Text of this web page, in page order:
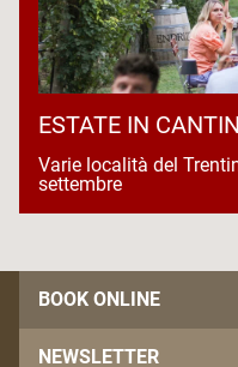
ESTATE IN
Varie località del
settembre
BOOK ONLINE
NEWSLETTER